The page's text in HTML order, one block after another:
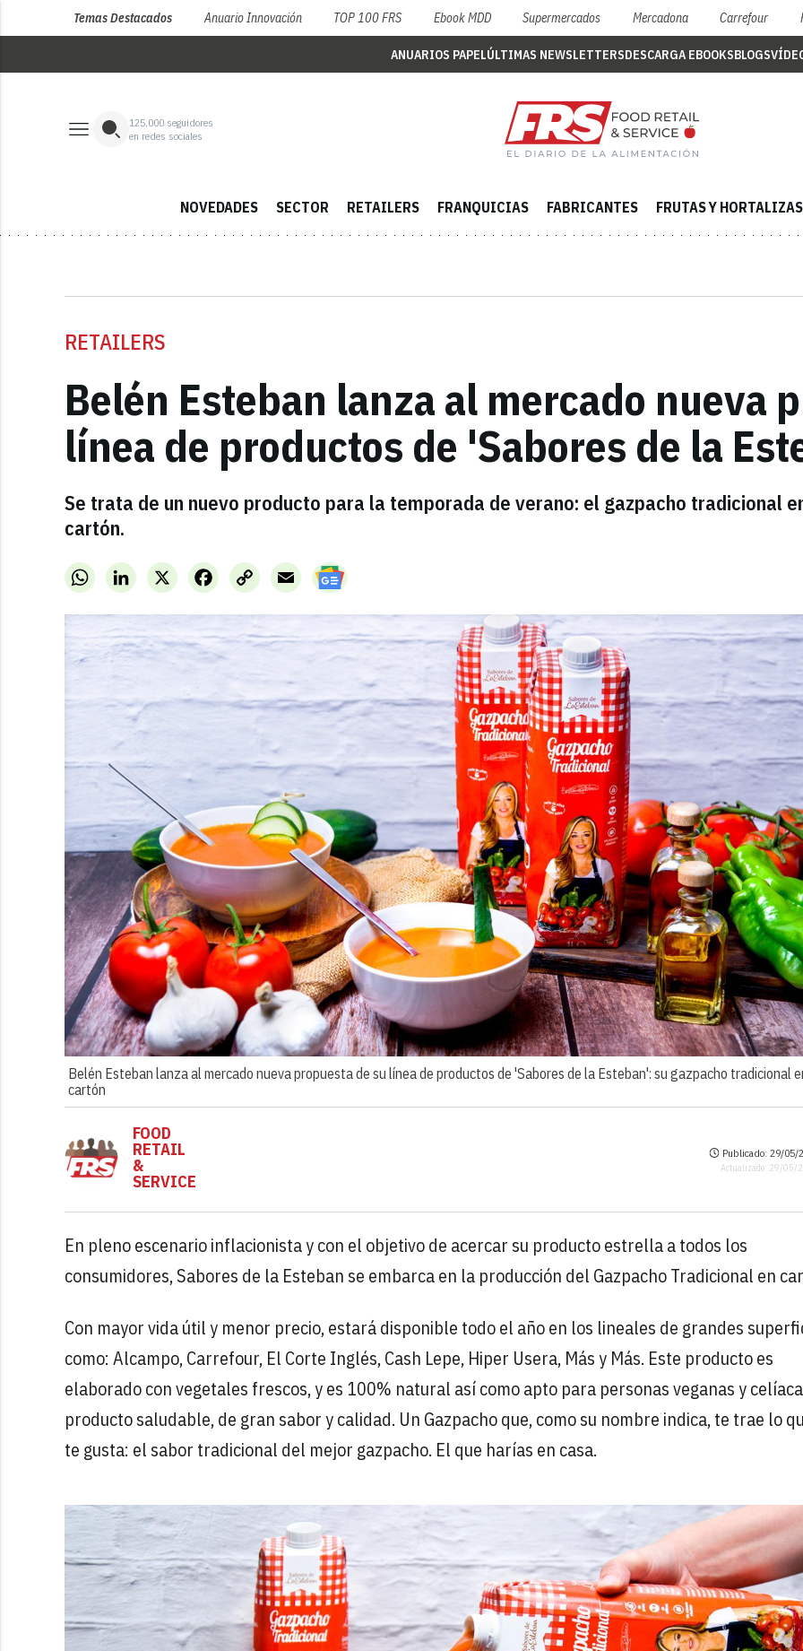
Temas Destacados Anuario Innovación TOP 100 FRS Ebook MDD Supermercados Mercadona Carrefour
ANUARIOS PAPELÚLTIMAS NEWSLETTERSDESCARGA EBOOKSBLOGS
125,000 seguidores
en redes sociales
NOVEDADES SECTOR RETAILERS FRANQUICIAS FABRICANTES FRUTAS Y HORTALIZAS
RETAILERS
Belén Esteban lanza al mercado nueva
línea de productos de 'Sabores de la
Se trata de un nuevo producto para la temporada de verano: el gazpacho tradicional
cartón.
WhatsAppLinkedInX FacebookCopy
Link
Email
Belén Esteban lanza al mercado nueva propuesta de su línea de productos de 'Sabores de la Esteban': su gazpacho tradicional
cartón
FOOD
RETAIL
&
SERVICE
Publicado: 29/05/
Actualizado: 29/05/
En pleno escenario inflacionista y con el objetivo de acercar su producto estrella a todos los
consumidores, Sabores de la Esteban se embarca en la producción del Gazpacho Tradicional en
Con mayor vida útil y menor precio, estará disponible todo el año en los lineales de grandes
como: Alcampo, Carrefour, El Corte Inglés, Cash Lepe, Hiper Usera, Más y Más. Este producto es
elaborado con vegetales frescos, y es 100% natural así como apto para personas veganas y
producto saludable, de gran sabor y calidad. Un Gazpacho que, como su nombre indica, te trae lo
te gusta: el sabor tradicional del mejor gazpacho. El que harías en casa.